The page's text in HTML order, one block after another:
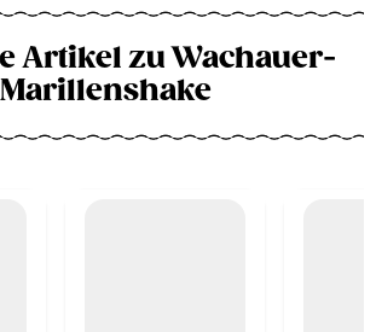
Artikel zu Wachauer-
Marillenshake